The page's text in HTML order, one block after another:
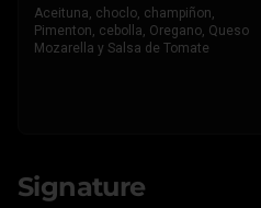
Aceituna, choclo, champiñon,
Pimenton, cebolla, Oregano, Queso
Mozarella y Salsa de Tomate
Signature